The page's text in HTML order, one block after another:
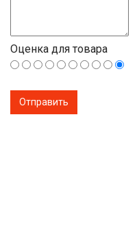
Оценка для товара